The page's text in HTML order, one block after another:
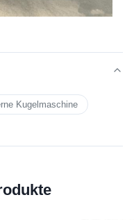
Kugelmaschine